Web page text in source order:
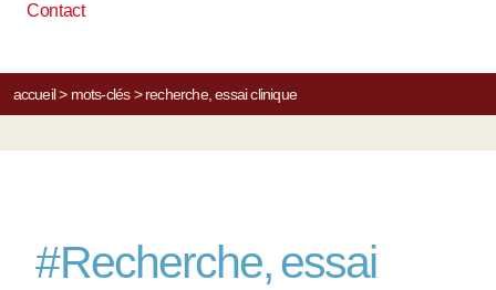
Contact
accueil> mots-clés> recherche, essai clinique
#Recherche, essai